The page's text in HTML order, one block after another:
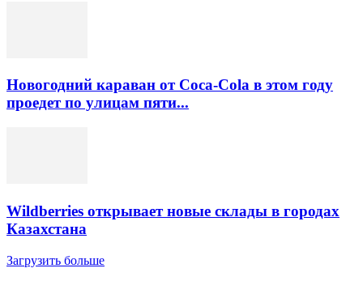
Новогодний караван от Coca-Cola в этом году
проедет по улицам пяти...
Wildberries открывает новые склады в городах
Казахстана
Загрузить больше